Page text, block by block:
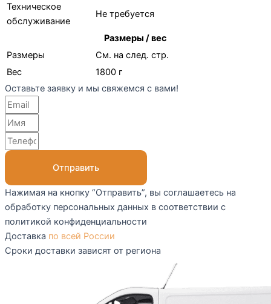
Техническое
обслуживание
Не требуется
Размеры / вес
Размеры
См. на след. стр.
Вес
1800 г
Оставьте заявку и мы свяжемся с вами!
Отправить
Нажимая на кнопку “Отправить”, вы соглашаетесь на
обработку персональных данных в соответствии с
политикой конфиденциальности
Доставка по всей России
Сроки доставки зависят от региона